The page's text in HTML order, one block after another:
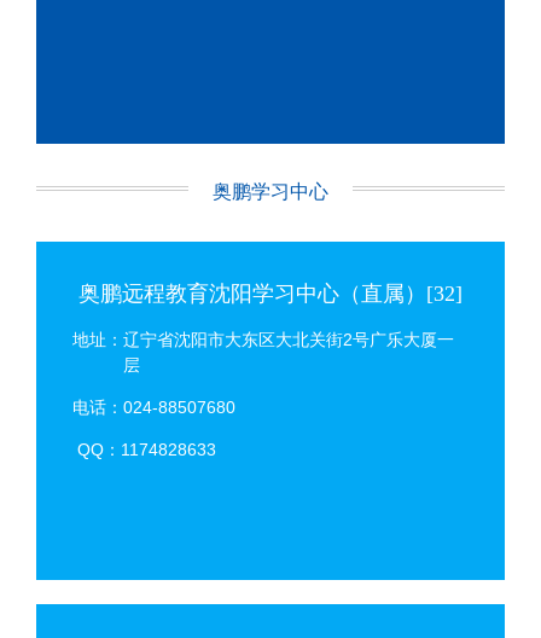
奥鹏学习中心
奥鹏远程教育沈阳学习中心（直属）[32]
地址：辽宁省沈阳市大东区大北关街2号广乐大厦一
层
电话：024-88507680
QQ：1174828633